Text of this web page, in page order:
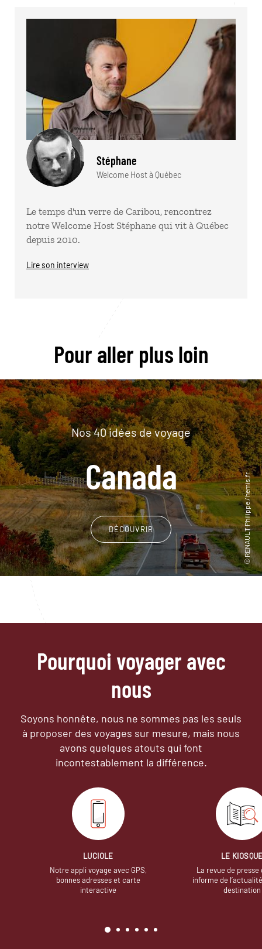
Stéphane
Welcome Host à Québec
Le temps d'un verre de Caribou, rencontrez
notre Welcome Host Stéphane qui vit à Québec
depuis 2010.
Lire son interview
Pour aller plus loin
Nos 40 idées de voyage
Canada
DÉCOUVRIR
Pourquoi voyager avec
nous
Soyons honnête, nous ne sommes pas les seuls
à proposer des voyages sur mesure, mais nous
avons quelques atouts qui font
incontestablement la différence.
LUCIOLE
Notre appli voyage avec GPS,
bonnes adresses et carte
interactive
LE
La revue de presse
informe de
destination